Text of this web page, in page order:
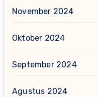
November 2024
Oktober 2024
September 2024
Agustus 2024